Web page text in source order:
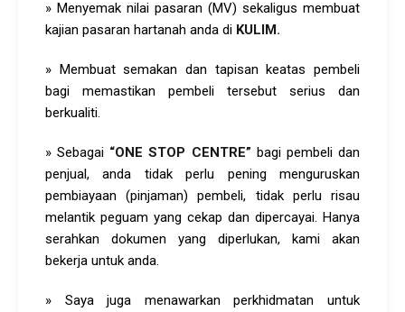
» Menyemak nilai pasaran (MV) sekaligus membuat
kajian pasaran hartanah anda di KULIM.
» Membuat semakan dan tapisan keatas pembeli
bagi memastikan pembeli tersebut serius dan
berkualiti.
» Sebagai “ONE STOP CENTRE” bagi pembeli dan
penjual, anda tidak perlu pening menguruskan
pembiayaan (pinjaman) pembeli, tidak perlu risau
melantik peguam yang cekap dan dipercayai. Hanya
serahkan dokumen yang diperlukan, kami akan
bekerja untuk anda.
» Saya juga menawarkan perkhidmatan untuk